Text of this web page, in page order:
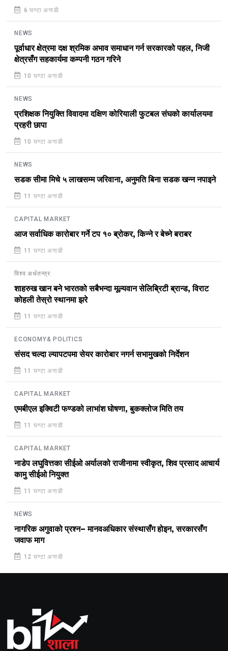
6 घण्टा अगाडी
NEWS
पूर्वाधार क्षेत्रमा दक्ष श्रमिक अभाव समाधान गर्न सरकारको पहल, निजी
क्षेत्रसँग सहकार्यमा कम्पनी गठन गरिने
10 घण्टा अगाडी
NEWS
प्रशिक्षक नियुक्ति विवादमा दक्षिण कोरियाली फुटबल संघको कार्यालयमा
प्रहरी छापा
10 घण्टा अगाडी
NEWS
सडक सीमा मिचे ५ लाखसम्म जरिवाना, अनुमति बिना सडक खन्न नपाइने
11 घण्टा अगाडी
CAPITAL MARKET
आज सर्वाधिक कारोबार गर्ने टप १० ब्रोकर, किन्ने र बेच्ने बराबर
11 घण्टा अगाडी
विश्व अर्थतन्त्र
शाहरुख खान बने भारतको सबैभन्दा मूल्यवान सेलिब्रिटी ब्रान्ड, विराट
कोहली तेस्रो स्थानमा झरे
11 घण्टा अगाडी
ECONOMY& POLITICS
संसद चल्दा ल्यापटपमा सेयर कारोबार नगर्न सभामुखको निर्देशन
11 घण्टा अगाडी
CAPITAL MARKET
एमबीएल इक्विटी फण्डको लाभांश घोषणा, बुकक्लोज मिति तय
11 घण्टा अगाडी
CAPITAL MARKET
नाडेप लघुवित्तका सीईओ अर्यालको राजीनामा स्वीकृत, शिव प्रसाद आचार्य
कामु सीईओ नियुक्त
11 घण्टा अगाडी
NEWS
नागरिक अगुवाको प्रश्न– मानवअधिकार संस्थासँग होइन, सरकारसँग
जवाफ माग
12 घण्टा अगाडी